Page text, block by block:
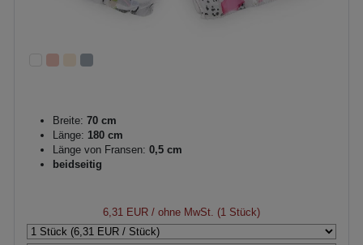
Breite: 70 cm
Länge: 180 cm
Länge von Fransen: 0,5 cm
beidseitig
6,31 EUR / ohne MwSt. (1 Stück)